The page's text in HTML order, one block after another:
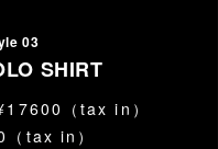
03
SHIRT
（tax in）
tax in）